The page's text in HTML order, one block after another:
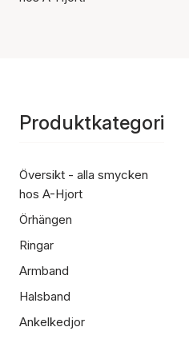
Produktkategori
Översikt - alla smycken
hos A-Hjort
Örhängen
Ringar
Armband
Halsband
Ankelkedjor